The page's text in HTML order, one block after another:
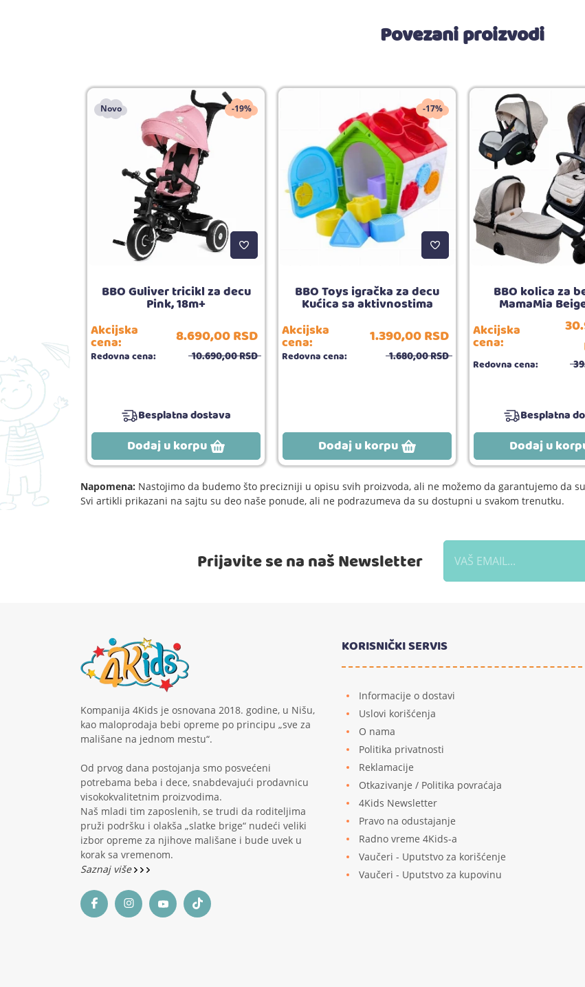
Povezani proizvodi
RSD
Novo -19%
BBO Guliver tricikl za decu
Pink, 18m+
Akcijska
cena: 8.690,00RSD
Redovna cena: 10.690,00RSD
Besplatna dostava
Dodaj u korpu
-17%
BBO Toys igračka za decu
Kućica sa aktivnostima
Akcijska
cena: 1.390,00RSD
Redovna cena: 1.680,00RSD
Dodaj u korpu
BBO kolica za
MamaMia
Akcijska
cena:
Redovna cena:
Besplatna
Dodaj u
Napomena: Nastojimo da budemo što precizniji u opisu svih proizvoda, ali ne možemo da garantujemo da
Svi artikli prikazani na sajtu su deo naše ponude, ali ne podrazumeva da su dostupni u svakom trenutku.
Prijavite se na naš Newsletter
Kompanija 4Kids je osnovana 2018. godine, u Nišu,
kao maloprodaja bebi opreme po principu „sve za
mališane na jednom mestu“.
Od prvog dana postojanja smo posvećeni
potrebama beba i dece, snabdevajući prodavnicu
visokokvalitetnim proizvodima.
Naš mladi tim zaposlenih, se trudi da roditeljima
pruži podršku i olakša „slatke brige“ nudeći veliki
izbor opreme za njihove mališane i bude uvek u
korak sa vremenom.
Saznaj više
KORISNIČKI SERVIS
Informacije o dostavi
Uslovi korišćenja
O nama
Politika privatnosti
Reklamacije
Otkazivanje / Politika povraćaja
4Kids Newsletter
Pravo na odustajanje
Radno vreme 4Kids-a
Vaučeri - Uputstvo za korišćenje
Vaučeri - Uputstvo za kupovinu